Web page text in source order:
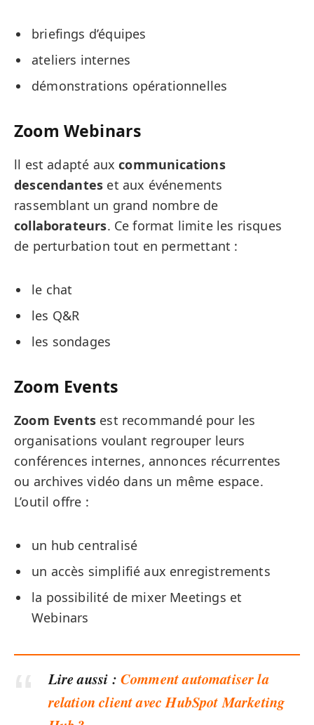
briefings d’équipes
ateliers internes
démonstrations opérationnelles
Zoom Webinars
ll est adapté auxcommunications
descendantes et aux événements
rassemblant un grand nombre de
collaborateurs. Ce format limite les risques
de perturbation tout en permettant :
le chat
les Q&R
les sondages
Zoom Events
Zoom Eventsest recommandé pour les
organisations voulant regrouper leurs
conférences internes, annonces récurrentes
ou archives vidéo dans un même espace.
L’outil offre :
un hub centralisé
un accès simplifié aux enregistrements
la possibilité de mixer Meetings et
Webinars
Lire aussi : Comment automatiser la
relation client avec HubSpot Marketing